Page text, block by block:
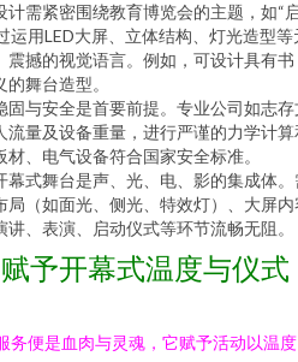
计需紧密围绕教育博览会的主题，如“
运用LED大屏、立体结构、灯光造型等
撼的视觉语言。例如，可设计具有书
舞台造型。
固与安全是首要前提。专业公司如志
流量及设备重量，进行严谨的力学计算
、电气设备符合国家安全标准。
幕式舞台是声、光、电、影的集成体
局（如面光、侧光、特效灯）、大屏内
、表演、启动仪式等环节流畅无阻。
予开幕式温度与仪式
务便是血肉与灵魂，它赋予活动以温